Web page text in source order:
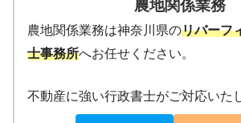
農地関係業務
農地関係業務は神奈川県のリバーフ
士事務所へお任せください。
不動産に強い行政書士がご対応いた